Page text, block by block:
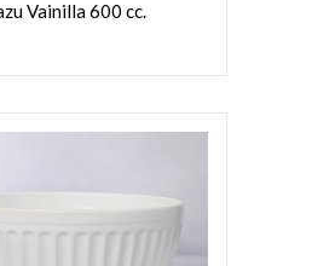
Vainilla 600 cc.